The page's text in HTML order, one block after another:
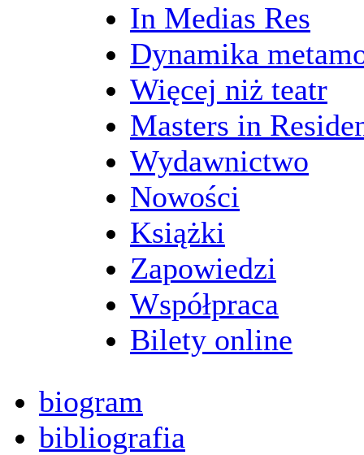
In Medias Res
Dynamika
Więcej niż teatr
Masters in
Wydawnictwo
Nowości
Książki
Zapowiedzi
Współpraca
Bilety online
biogram
bibliografia